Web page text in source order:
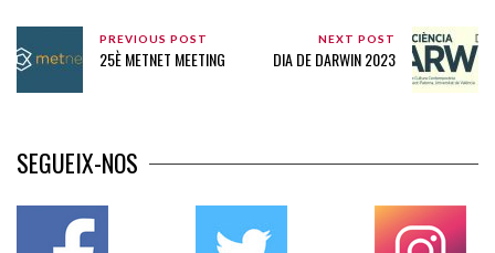
PREVIOUS POST
25È METNET MEETING
NEXT POST
DIA DE DARWIN 2023
SEGUEIX-NOS